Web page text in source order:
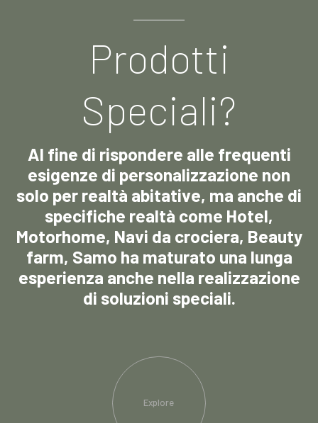
Prodotti
Speciali?
Al fine di rispondere alle frequenti
esigenze di personalizzazione non
solo per realtà abitative, ma anche di
specifiche realtà come Hotel,
Motorhome, Navi da crociera, Beauty
farm, Samo ha maturato una lunga
esperienza anche nella realizzazione
di soluzioni speciali.
Explore